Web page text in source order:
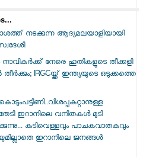
നടക്കുന്ന ആദ്യമലയാളിയായി
നാവികര്‍ക്ക് നേരെ ഹൂതികളുടെ തീക്കളി
IRGCയ്ക്ക് ഇന്ത്യയുടെ ഒടുക്കത്തെ
ഇറാനിലെ വനിതകള്‍ മുടി
കുടിവെള്ളവും പാചകവാതകവും
ഇറാനിലെ ജനങ്ങള്‍